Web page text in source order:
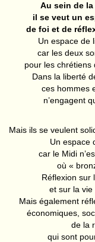
Au sein de la
il se veut un
de foi et de
Un espace de
car les deux
pour les chrétiens
Dans la liberté
ces hommes
n’engagent
Mais ils se veulent
Un espace
car le Midi
où «
Réflexion sur
et sur la vie
Mais également
économiques,
de la
qui sont